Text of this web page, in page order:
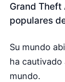
Grand Theft
populares
Su mundo
ha cautivado
mundo.